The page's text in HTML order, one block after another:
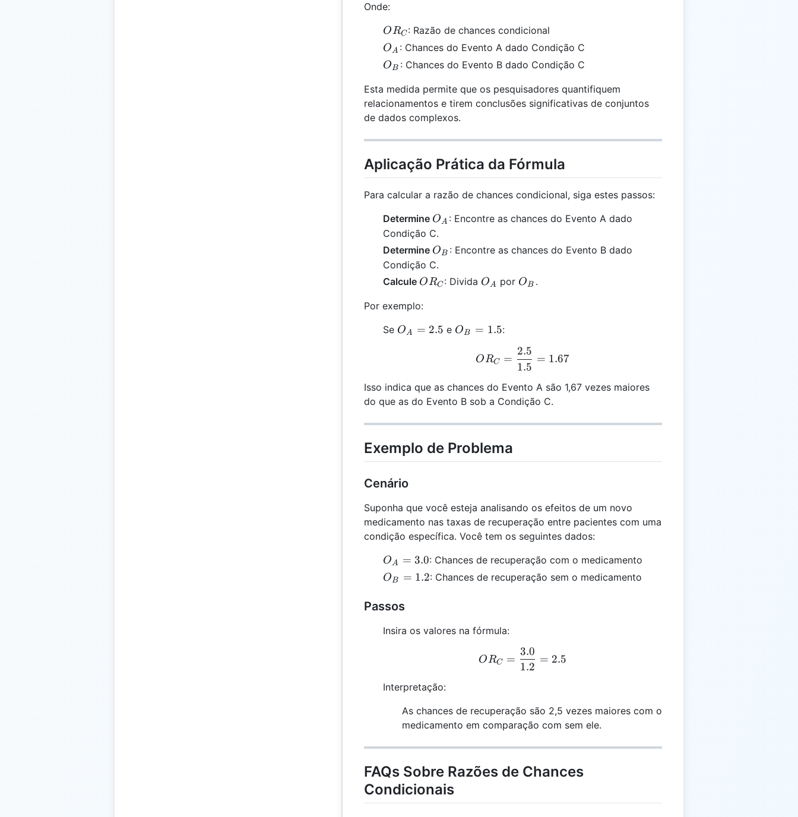
Onde:
OR_C
ORC : Razão de chances condicional
O_A
OA : Chances do Evento A dado Condição C
O_B
OB : Chances do Evento B dado Condição C
Esta medida permite que os pesquisadores quantifiquem
relacionamentos e tirem conclusões significativas de conjuntos
de dados complexos.
Aplicação Prática da Fórmula
Para calcular a razão de chances condicional, siga estes passos:
Determine O_A
OA : Encontre as chances do Evento A dado
Condição C.
Determine O_B
OB : Encontre as chances do Evento B dado
Condição C.
Calcule OR_C
ORC : Divida O_A
OA por O_B
OB .
Por exemplo:
Se O_A
OA = 2.5 e O_B
OB = 1.5:
OR_C = \frac{2.5}{1.5} = 1.67
ORC =
1.5
2.5
= 1.67
Isso indica que as chances do Evento A são 1,67 vezes maiores
do que as do Evento B sob a Condição C.
Exemplo de Problema
Cenário
Suponha que você esteja analisando os efeitos de um novo
medicamento nas taxas de recuperação entre pacientes com uma
condição específica. Você tem os seguintes dados:
O_A
=
3.0
OA = 3.0: Chances de recuperação com o medicamento
O_B
1.2
OB = 1.2: Chances de recuperação sem o medicamento
Passos
Insira os valores na fórmula:
OR_C = \frac{3.0}{1.2} = 2.5
ORC =
1.2
3.0
= 2.5
Interpretação:
As chances de recuperação são 2,5 vezes maiores com o
medicamento em comparação com sem ele.
FAQs Sobre Razões de Chances
Condicionais